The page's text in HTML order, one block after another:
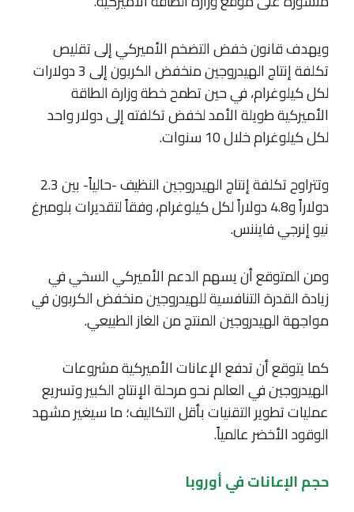
ويهدف قانون خفض التضخم الأميركي إلى تقليص
تكلفة إنتاج الهيدروجين منخفض الكربون إلى 3 دولارات
لكل كيلوغرام، في حين تطمح خطة وزارة الطاقة
الأميركية طويلة الأمد لخفض تكلفته إلى دولار واحد
لكل كيلوغرام خلال 10 سنوات.
وتتراوح تكلفة إنتاج الهيدروجين النظيف -حالياً- بين 2.3
دولاراً و4.8 دولاراً لكل كيلوغرام، وفقاً لتقديرات بلومبرغ
نيو إنرجي فايننس.
ومن المتوقع أن يسهم الدعم الأميركي السخي في
زيادة القدرة التنافسية للهيدروجين منخفض الكربون في
مواجهة الهيدروجين المنتج من الغاز الطبيعي.
كما يتوقع أن تدفع الإعانات الأميركية مشروعات
الهيدروجين في العالم نحو مرحلة الإنتاج الكبير وتسريع
عمليات تطوير التقنيات بأقل التكاليف؛ ما سيغير مشهد
الوقود الأخضر عالمياً.
حجم الإعانات في أوروبا